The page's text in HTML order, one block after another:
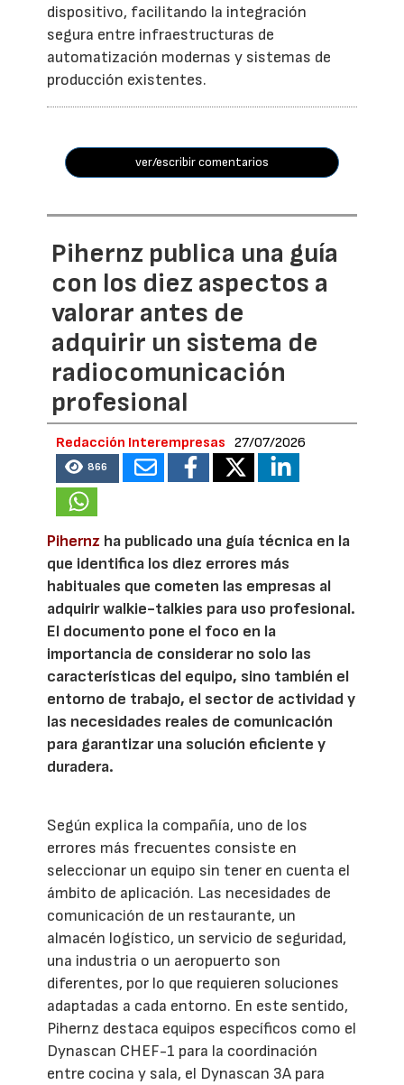
dispositivo, facilitando la integración
segura entre infraestructuras de
automatización modernas y sistemas de
producción existentes.
ver/escribir comentarios
Pihernz publica una guía
con los diez aspectos a
valorar antes de
adquirir un sistema de
radiocomunicación
profesional
Redacción Interempresas 27/07/2026
866
Pihernz ha publicado una guía técnica en la
que identifica los diez errores más
habituales que cometen las empresas al
adquirir walkie-talkies para uso profesional.
El documento pone el foco en la
importancia de considerar no solo las
características del equipo, sino también el
entorno de trabajo, el sector de actividad y
las necesidades reales de comunicación
para garantizar una solución eficiente y
duradera.
Según explica la compañía, uno de los
errores más frecuentes consiste en
seleccionar un equipo sin tener en cuenta el
ámbito de aplicación. Las necesidades de
comunicación de un restaurante, un
almacén logístico, un servicio de seguridad,
una industria o un aeropuerto son
diferentes, por lo que requieren soluciones
adaptadas a cada entorno. En este sentido,
Pihernz destaca equipos específicos como el
Dynascan CHEF-1 para la coordinación
entre cocina y sala, el Dynascan 3A para